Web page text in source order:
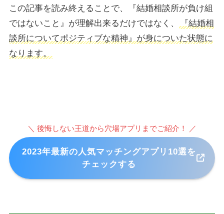
この記事を読み終えることで、『結婚相談所が負け組
ではないこと』が理解出来るだけではなく、
『結婚相
談所についてポジティブな精神』が身についた状態に
なります。
＼ 後悔しない王道から穴場アプリまでご紹介！ ／
2023年最新の人気マッチングアプリ10選を
チェックする